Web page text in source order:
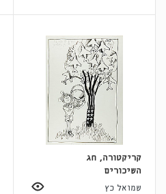
קריקטורה, חג
השיכורים
שמואל כץ